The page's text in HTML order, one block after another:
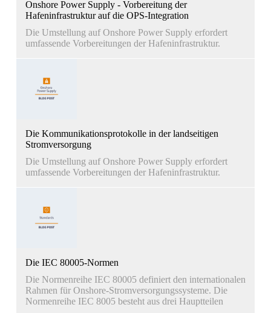
Onshore Power Supply - Vorbereitung der
Hafeninfrastruktur auf die OPS-Integration
Die Umstellung auf Onshore Power Supply erfordert
umfassende Vorbereitungen der Hafeninfrastruktur.
Die Kommunikationsprotokolle in der landseitigen
Stromversorgung
Die Umstellung auf Onshore Power Supply erfordert
umfassende Vorbereitungen der Hafeninfrastruktur.
Die IEC 80005-Normen
Die Normenreihe IEC 80005 definiert den internationalen
Rahmen für Onshore-Stromversorgungssysteme. Die
Normenreihe IEC 8005 besteht aus drei Hauptteilen